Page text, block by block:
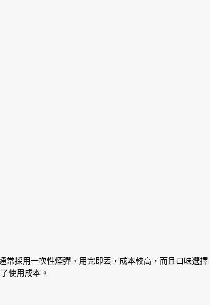
常採用一次性煙彈，用完即丟，成本較高，而且口味選擇
使用成本。